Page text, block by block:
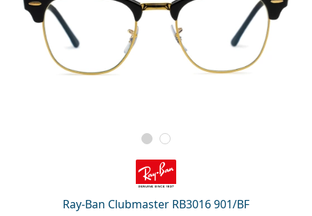
Ray-Ban Clubmaster RB3016 901/BF